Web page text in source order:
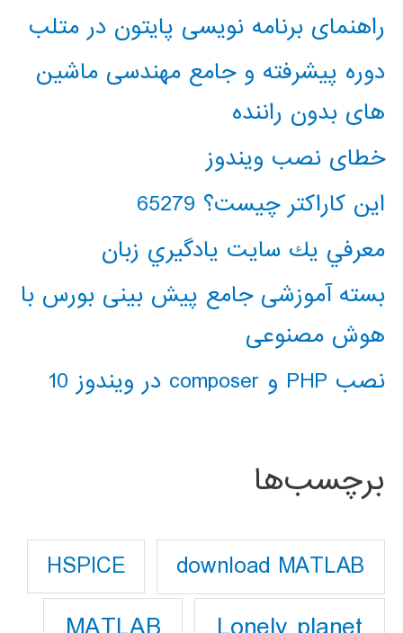
راهنمای برنامه نویسی پایتون در متلب
دوره پیشرفته و جامع مهندسی ماشین
های بدون راننده
خطای نصب ویندوز
این کاراکتر چیست؟ 65279
معرفي يك سايت يادگيري زبان
بسته آموزشی جامع پیش بینی بورس با
هوش مصنوعی
نصب PHP و composer در ویندوز 10
برچسب‌ها
download MATLAB
HSPICE